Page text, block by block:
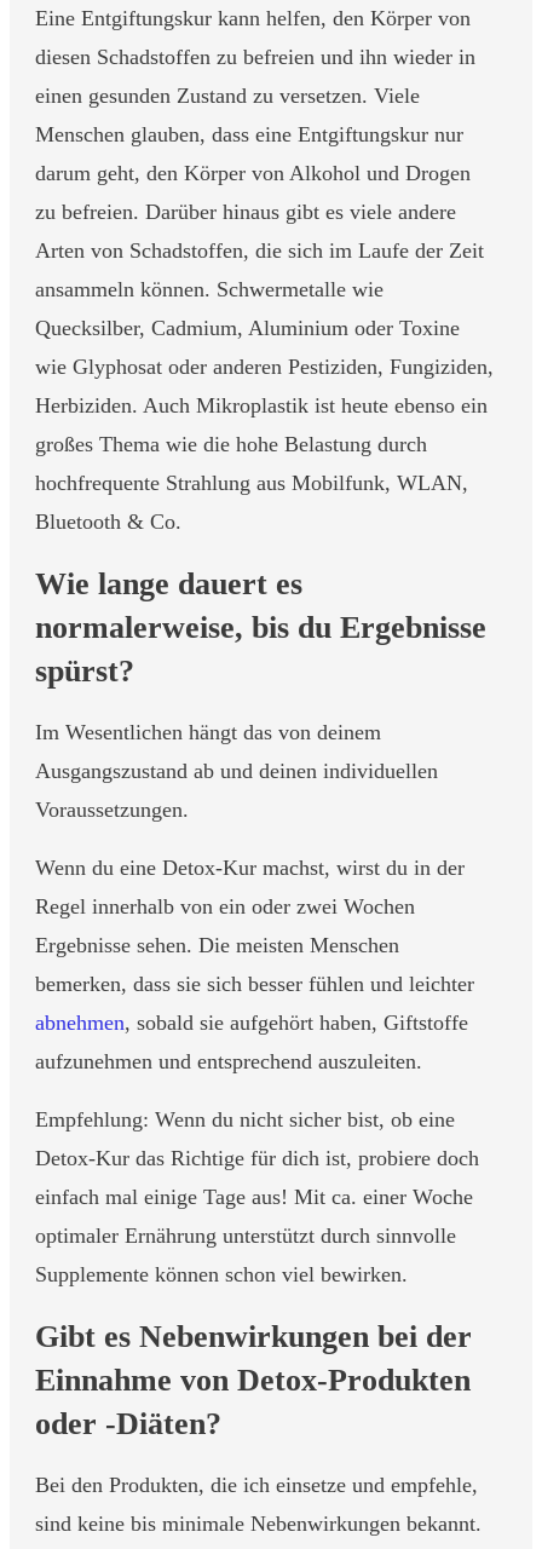
Eine Entgiftungskur kann helfen, den Körper von
diesen Schadstoffen zu befreien und ihn wieder in
einen gesunden Zustand zu versetzen. Viele
Menschen glauben, dass eine Entgiftungskur nur
darum geht, den Körper von Alkohol und Drogen
zu befreien. Darüber hinaus gibt es viele andere
Arten von Schadstoffen, die sich im Laufe der Zeit
ansammeln können. Schwermetalle wie
Quecksilber, Cadmium, Aluminium oder Toxine
wie Glyphosat oder anderen Pestiziden, Fungiziden,
Herbiziden. Auch Mikroplastik ist heute ebenso ein
großes Thema wie die hohe Belastung durch
hochfrequente Strahlung aus Mobilfunk, WLAN,
Bluetooth & Co.
Wie lange dauert es
normalerweise, bis du Ergebnisse
spürst?
Im Wesentlichen hängt das von deinem
Ausgangszustand ab und deinen individuellen
Voraussetzungen.
Wenn du eine Detox-Kur machst, wirst du in der
Regel innerhalb von ein oder zwei Wochen
Ergebnisse sehen. Die meisten Menschen
bemerken, dass sie sich besser fühlen und leichter
abnehmen, sobald sie aufgehört haben, Giftstoffe
aufzunehmen und entsprechend auszuleiten.
Empfehlung: Wenn du nicht sicher bist, ob eine
Detox-Kur das Richtige für dich ist, probiere doch
einfach mal einige Tage aus! Mit ca. einer Woche
optimaler Ernährung unterstützt durch sinnvolle
Supplemente können schon viel bewirken.
Gibt es Nebenwirkungen bei der
Einnahme von Detox-Produkten
oder -Diäten?
Bei den Produkten, die ich einsetze und empfehle,
sind keine bis minimale Nebenwirkungen bekannt.